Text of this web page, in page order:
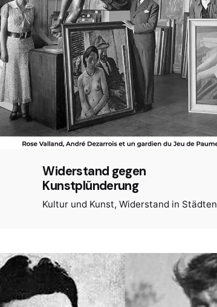
Widerstand gegen
Kunstplünderung
Kultur und Kunst Widerstand in Städten